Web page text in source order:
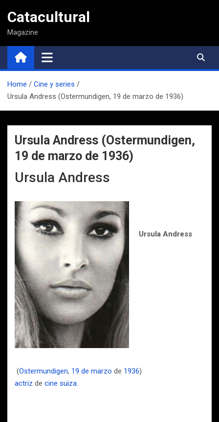
contenido
Catacultural
Magazine
Home
Cine y series
Ursula Andress (Ostermundigen, 19 de marzo de 1936)
Ursula Andress (Ostermundigen,
19 de marzo de 1936)
Ursula Andress
Ursula Andress
(Ostermundigen, 19 de marzo de 1936)
actriz de cine suiza.